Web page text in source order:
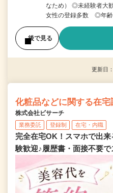
なため） ◎未経験者大
女性の登録多数 ◎年齢
後で見る
更新日
化粧品などに関する在
株式会社ビサーチ
業務委託 登録制 在宅・内職
完全在宅OK！スマホで出
験歓迎♪履歴書・面接不要